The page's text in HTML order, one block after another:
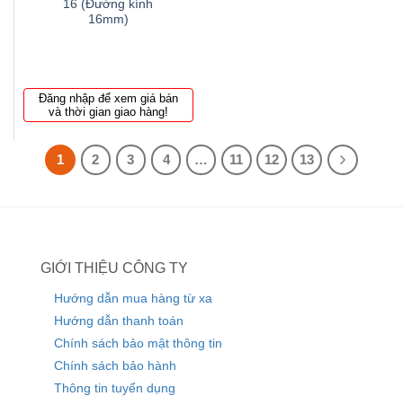
16 (Đường kính
16mm)
Đăng nhập để xem giá bán
và thời gian giao hàng!
1 2 3 4 … 11 12 13
GIỚI THIỆU CÔNG TY
Hướng dẫn mua hàng từ xa
Hướng dẫn thanh toán
Chính sách bảo mật thông tin
Chính sách bảo hành
Thông tin tuyển dụng